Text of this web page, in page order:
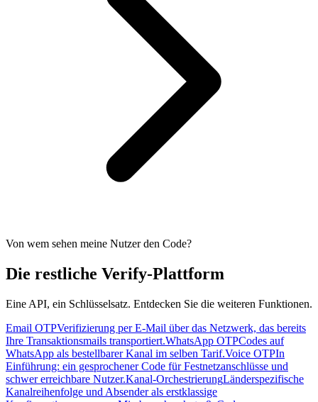
Von wem sehen meine Nutzer den Code?
Die restliche Verify-Plattform
Eine API, ein Schlüsselsatz. Entdecken Sie die weiteren Funktionen.
Email OTPVerifizierung per E-Mail über das Netzwerk, das bereits
Ihre Transaktionsmails transportiert.WhatsApp OTPCodes auf
WhatsApp als bestellbarer Kanal im selben Tarif.Voice OTPIn
Einführung: ein gesprochener Code für Festnetzanschlüsse und
schwer erreichbare Nutzer.Kanal-OrchestrierungLänderspezifische
Kanalreihenfolge und Absender als erstklassige